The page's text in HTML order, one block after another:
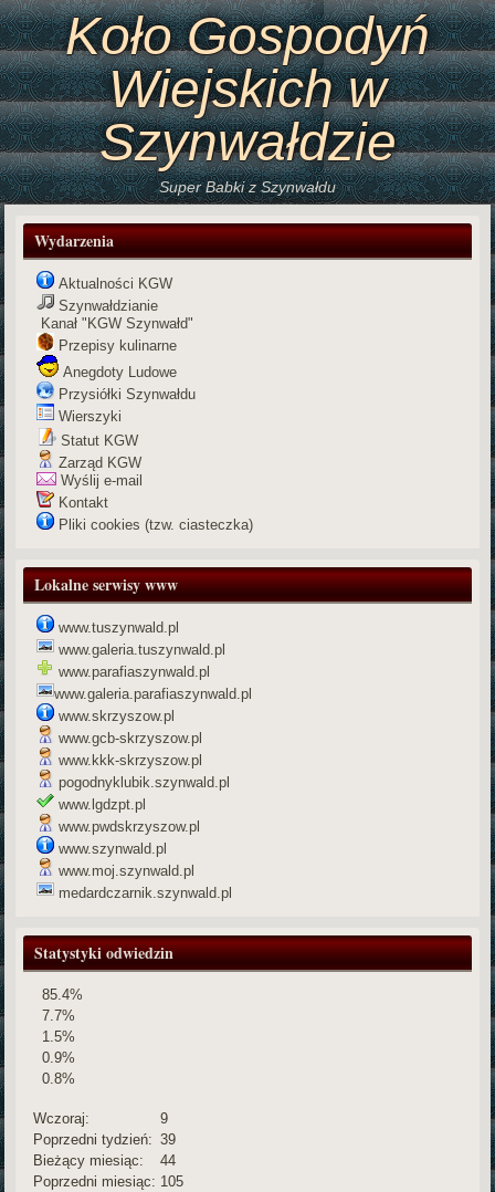
Koło Gospodyń
Wiejskich w
Szynwałdzie
Super Babki z Szynwałdu
Wydarzenia
Aktualności KGW
Szynwałdzianie
Kanał "KGW Szynwałd"
Przepisy kulinarne
Anegdoty Ludowe
Przysiółki Szynwałdu
Wierszyki
Statut KGW
Zarząd KGW
Wyślij e-mail
Kontakt
Pliki cookies (tzw. ciasteczka)
Lokalne serwisy www
www.tuszynwald.pl
www.galeria.tuszynwald.pl
www.parafiaszynwald.pl
www.galeria.parafiaszynwald.pl
www.skrzyszow.pl
www.gcb-skrzyszow.pl
www.kkk-skrzyszow.pl
pogodnyklubik.szynwald.pl
www.lgdzpt.pl
www.pwdskrzyszow.pl
www.szynwald.pl
www.moj.szynwald.pl
medardczarnik.szynwald.pl
Statystyki odwiedzin
85.4%
7.7%
1.5%
0.9%
0.8%
Wczoraj:
9
Poprzedni tydzień: 39
Bieżący miesiąc:
44
Poprzedni miesiąc: 105